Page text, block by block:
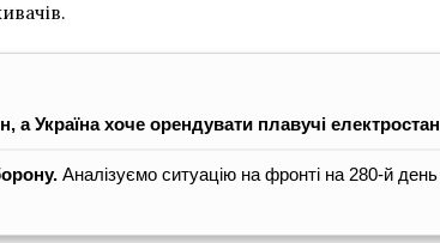
Україна хоче орендувати плавучі
Аналізуємо ситуацію на фронті на 280-й